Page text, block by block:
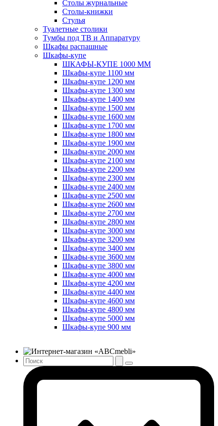
Столы журнальные
Столы-книжки
Стулья
Туалетные столики
Тумбы под ТВ и Аппаратуру
Шкафы распашные
Шкафы-купе
ШКАФЫ-КУПЕ 1000 ММ
Шкафы-купе 1100 мм
Шкафы-купе 1200 мм
Шкафы-купе 1300 мм
Шкафы-купе 1400 мм
Шкафы-купе 1500 мм
Шкафы-купе 1600 мм
Шкафы-купе 1700 мм
Шкафы-купе 1800 мм
Шкафы-купе 1900 мм
Шкафы-купе 2000 мм
Шкафы-купе 2100 мм
Шкафы-купе 2200 мм
Шкафы-купе 2300 мм
Шкафы-купе 2400 мм
Шкафы-купе 2500 мм
Шкафы-купе 2600 мм
Шкафы-купе 2700 мм
Шкафы-купе 2800 мм
Шкафы-купе 3000 мм
Шкафы-купе 3200 мм
Шкафы-купе 3400 мм
Шкафы-купе 3600 мм
Шкафы-купе 3800 мм
Шкафы-купе 4000 мм
Шкафы-купе 4200 мм
Шкафы-купе 4400 мм
Шкафы-купе 4600 мм
Шкафы-купе 4800 мм
Шкафы-купе 5000 мм
Шкафы-купе 900 мм